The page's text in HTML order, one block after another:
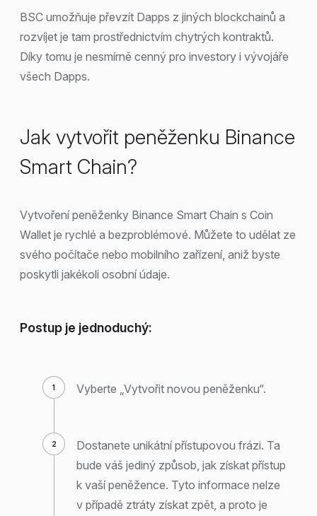
BSC umožňuje převzít Dapps z jiných blockchainů a
rozvíjet je tam prostřednictvím chytrých kontraktů.
Díky tomu je nesmírně cenný pro investory i vývojáře
všech Dapps.
Jak vytvořit peněženku Binance
Smart Chain?
Vytvoření peněženky Binance Smart Chain s Coin
Wallet je rychlé a bezproblémové. Můžete to udělat ze
svého počítače nebo mobilního zařízení, aniž byste
poskytli jakékoli osobní údaje.
Postup je jednoduchý:
Vyberte „Vytvořit novou peněženku“.
Dostanete unikátní přístupovou frázi. Ta
bude váš jediný způsob, jak získat přístup
k vaší peněžence. Tyto informace nelze
v případě ztráty získat zpět, a proto je